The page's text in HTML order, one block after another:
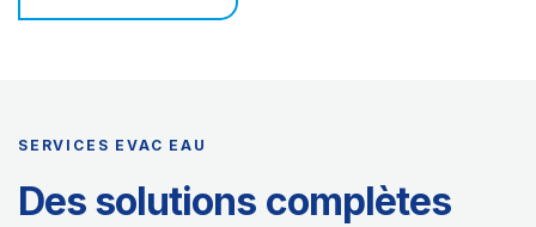
SERVICES EVAC EAU
Des solutions complètes